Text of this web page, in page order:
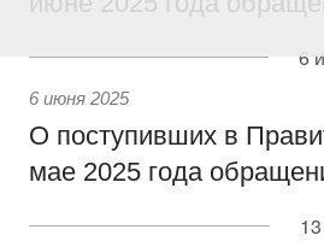
6
6 июня 2025
О поступивших в
мае 2025 года